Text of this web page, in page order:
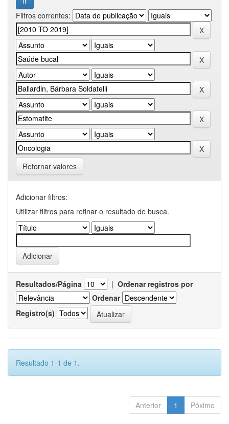
Filtros correntes:
Retornar valores
Adicionar filtros:
Utilizar filtros para refinar o resultado de busca.
Resultados/Página | Ordenar registros por
Ordenar
Registro(s)
Resultado 1-1 de 1.
Anterior 1 Póximo